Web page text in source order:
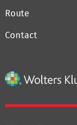
Route
Contact